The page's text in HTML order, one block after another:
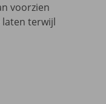
voorzien
laten terwijl